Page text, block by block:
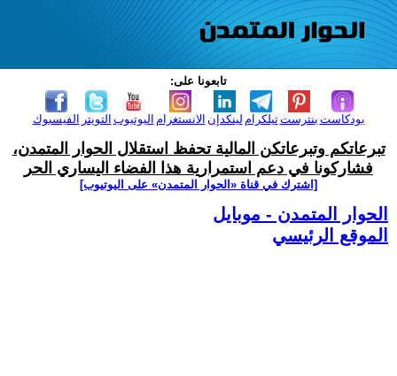
تابعونا على:
الفيسبوك التويتر اليوتيوب الانستغرام لينكدإن تيلكرامبنترست بودكاست
تبرعاتكم وتبرعاتكن المالية تحفظ استقلال الحوار المتمدن،
فشاركونا في دعم استمرارية هذا الفضاء اليساري الحر
[اشترك في قناة ‫«الحوار المتمدن» على اليوتيوب]
الحوار المتمدن - موبايل
الموقع الرئيسي